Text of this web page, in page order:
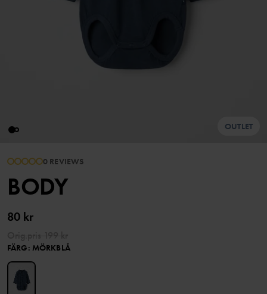
OUTLET
0 REVIEWS
BODY
80 kr
FÄRG: MÖRKBLÅ